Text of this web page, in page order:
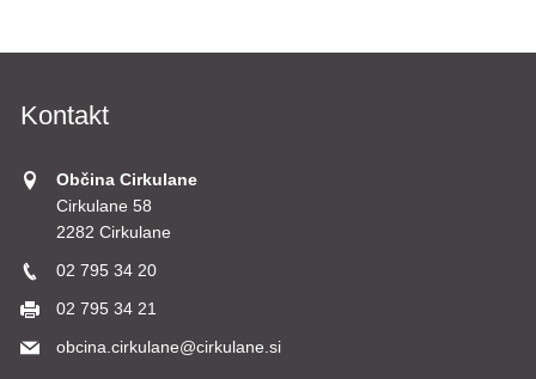
Kontakt
Občina Cirkulane
Cirkulane 58
2282 Cirkulane
02 795 34 20
02 795 34 21
obcina.cirkulane@cirkulane.si